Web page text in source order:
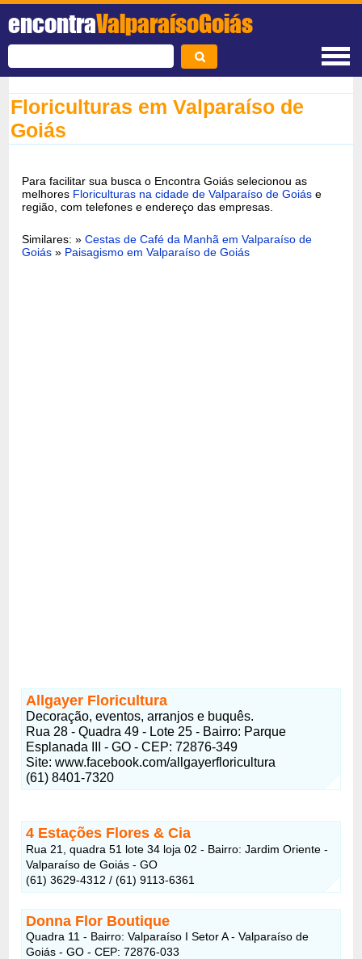
encontraValparaísoGoiás
Floriculturas em Valparaíso de
Goiás
Para facilitar sua busca o Encontra Goiás selecionou as
melhores Floriculturas na cidade de Valparaíso de Goiás e
região, com telefones e endereço das empresas.
Similares: »Cestas de Café da Manhã em Valparaíso de
Goiás » Paisagismo em Valparaíso de Goiás
Allgayer Floricultura
Decoração, eventos, arranjos e buquês.
Rua 28 - Quadra 49 - Lote 25 - Bairro: Parque
Esplanada III - GO - CEP: 72876-349
Site: www.facebook.com/allgayerfloricultura
(61) 8401-7320
4 Estações Flores & Cia
Rua 21, quadra 51 lote 34 loja 02 - Bairro: Jardim Oriente -
Valparaíso de Goiás - GO
(61) 3629-4312 / (61) 9113-6361
Donna Flor Boutique
Quadra 11 - Bairro: Valparaíso I Setor A - Valparaíso de
Goiás - GO - CEP: 72876-033